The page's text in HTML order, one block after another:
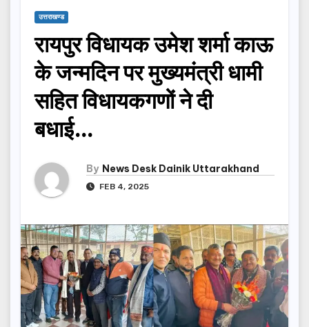
उत्तराखण्ड
रायपुर विधायक उमेश शर्मा काऊ
के जन्मदिन पर मुख्यमंत्री धामी
सहित विधायकगणों ने दी
बधाई…
By News Desk Dainik Uttarakhand
FEB 4, 2025